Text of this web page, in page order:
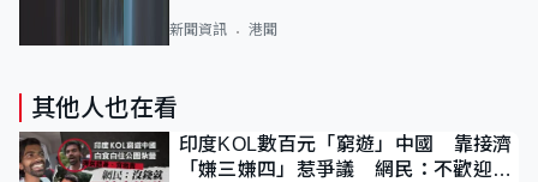
新聞資訊 港聞
其他人也在看
印度KOL數百元「窮遊」中國 靠接濟
「嫌三嫌四」惹爭議 網民：不歡迎劣